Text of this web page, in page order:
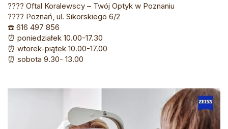
???? Oftal Koralewscy – Twój Optyk w Poznaniu
???? Poznań, ul. Sikorskiego 6/2
☎️ 616 497 856
⏰ poniedziałek 10.00-17.30
⏰ wtorek-piątek 10.00-17.00
⏰ sobota 9.30- 13.00